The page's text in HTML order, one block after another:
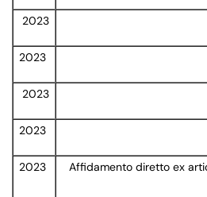
2023
2023
2023
2023
2023
Affidamento diretto ex